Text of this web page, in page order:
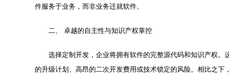
件服务于业务，而非业务迁就软件。
二、 卓越的自主性与知识产权掌控
选择定制开发，企业将拥有软件的完整源代码和知识产权
的升级计划、高昂的二次开发费用或技术锁定的风险。相比之